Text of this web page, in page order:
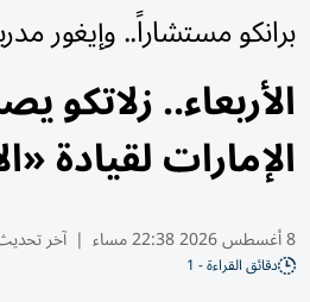
برانكو مستشاراً.. وإيغور
الأربعاء.. زلاتكو
الإمارات لقيادة
8 أغسطس 2026 22:38 مساء | آخر
دقائق القراءة - 1